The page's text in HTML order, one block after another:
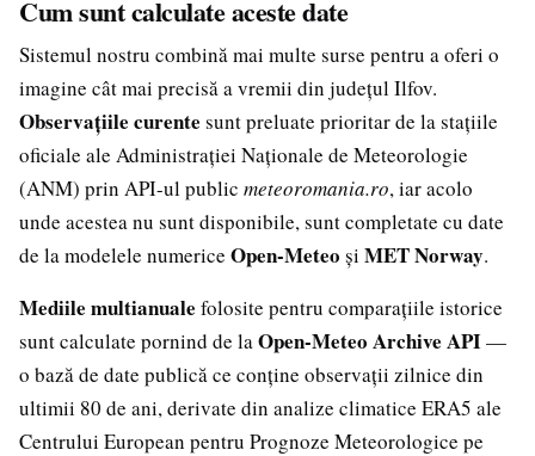
Cum sunt calculate aceste date
Sistemul nostru combină mai multe surse pentru a oferi o
imagine cât mai precisă a vremii din județul Ilfov.
Observațiile curente sunt preluate prioritar de la stațiile
oficiale ale Administrației Naționale de Meteorologie
(ANM) prin API-ul public meteoromania.ro, iar acolo
unde acestea nu sunt disponibile, sunt completate cu date
de la modelele numerice Open-Meteo și MET Norway.
Mediile multianuale folosite pentru comparațiile istorice
sunt calculate pornind de laOpen-Meteo Archive API—
o bază de date publică ce conține observații zilnice din
ultimii 80 de ani, derivate din analize climatice ERA5 ale
Centrului European pentru Prognoze Meteorologice pe